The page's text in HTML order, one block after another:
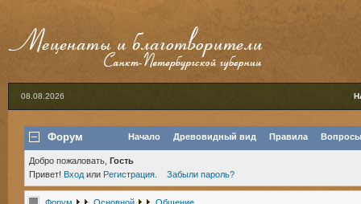
08.08.2026
Форум Начало Древовидный вид Правила
Добро пожаловать, Гость
Привет! Вход или Регистрация Забыли пароль?